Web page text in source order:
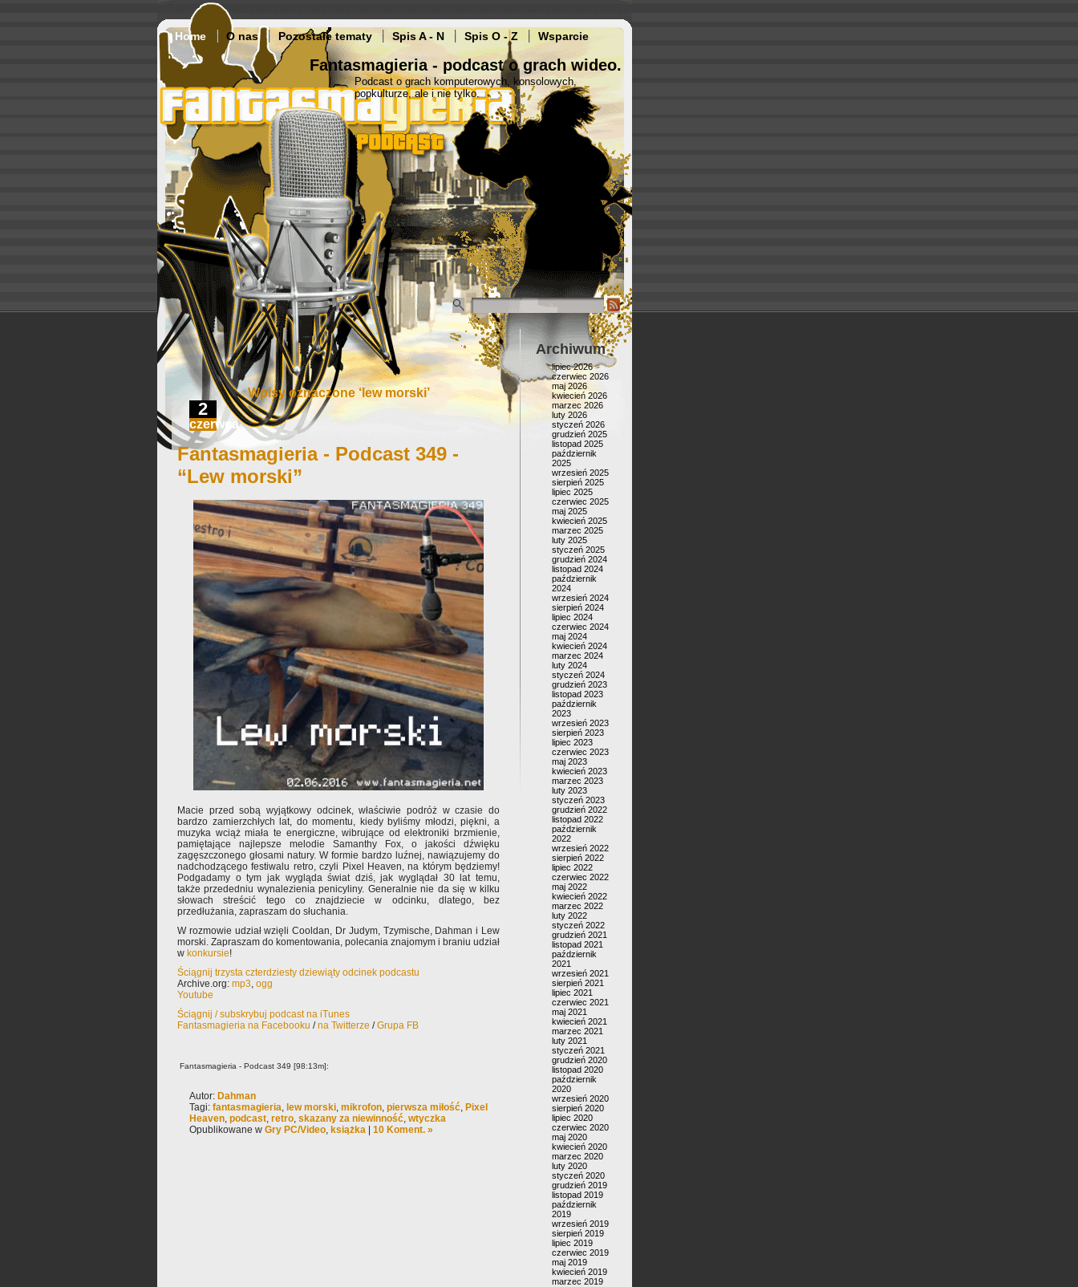
Home O nas Pozostałe tematy Spis A - N Spis O - Z Wsparcie
Fantasmagieria - podcast o grach wideo.
Podcast o grach komputerowych, konsolowych,
popkulturze, ale i nie tylko.
Wpisy oznaczone ‘lew morski’
2
czerwca
Fantasmagieria - Podcast 349 -
“Lew morski”
Macie przed sobą wyjątkowy odcinek, właściwie podróż w czasie do
bardzo zamierzchłych lat, do momentu, kiedy byliśmy młodzi, piękni, a
muzyka wciąż miała te energiczne, wibrujące od elektroniki brzmienie,
pamiętające najlepsze melodie Samanthy Fox, o jakości dźwięku
zagęszczonego głosami natury. W formie bardzo luźnej, nawiązujemy do
nadchodzącego festiwalu retro, czyli Pixel Heaven, na którym będziemy!
Podgadamy o tym jak wygląda świat dziś, jak wyglądał 30 lat temu,
także przededniu wynalezienia penicyliny. Generalnie nie da się w kilku
słowach streścić tego co znajdziecie w odcinku, dlatego, bez
przedłużania, zapraszam do słuchania.
W rozmowie udział wzięli Cooldan, Dr Judym, Tzymische, Dahman i Lew
morski. Zapraszam do komentowania, polecania znajomym i braniu udział
w konkursie!
Ściągnij trzysta czterdziesty dziewiąty odcinek podcastu
Archive.org: mp3 ogg
Youtube
Ściągnij / subskrybuj podcast na iTunes
Fantasmagieria na Facebooku /na Twitterze /Grupa FB
Fantasmagieria - Podcast 349 [98:13m]:
Autor: Dahman
Tagi: fantasmagieria lew morski mikrofon pierwsza miłość Pixel
Heaven podcast retro skazany za niewinność wtyczka
Opublikowane w Gry PC/Video książka | 10 Koment. »
Archiwum
lipiec 2026
czerwiec 2026
maj 2026
kwiecień 2026
marzec 2026
luty 2026
styczeń 2026
grudzień 2025
listopad 2025
październik
2025
wrzesień 2025
sierpień 2025
lipiec 2025
czerwiec 2025
maj 2025
kwiecień 2025
marzec 2025
luty 2025
styczeń 2025
grudzień 2024
listopad 2024
październik
2024
wrzesień 2024
sierpień 2024
lipiec 2024
czerwiec 2024
maj 2024
kwiecień 2024
marzec 2024
luty 2024
styczeń 2024
grudzień 2023
listopad 2023
październik
2023
wrzesień 2023
sierpień 2023
lipiec 2023
czerwiec 2023
maj 2023
kwiecień 2023
marzec 2023
luty 2023
styczeń 2023
grudzień 2022
listopad 2022
październik
2022
wrzesień 2022
sierpień 2022
lipiec 2022
czerwiec 2022
maj 2022
kwiecień 2022
marzec 2022
luty 2022
styczeń 2022
grudzień 2021
listopad 2021
październik
2021
wrzesień 2021
sierpień 2021
lipiec 2021
czerwiec 2021
maj 2021
kwiecień 2021
marzec 2021
luty 2021
styczeń 2021
grudzień 2020
listopad 2020
październik
2020
wrzesień 2020
sierpień 2020
lipiec 2020
czerwiec 2020
maj 2020
kwiecień 2020
marzec 2020
luty 2020
styczeń 2020
grudzień 2019
listopad 2019
październik
2019
wrzesień 2019
sierpień 2019
lipiec 2019
czerwiec 2019
maj 2019
kwiecień 2019
marzec 2019